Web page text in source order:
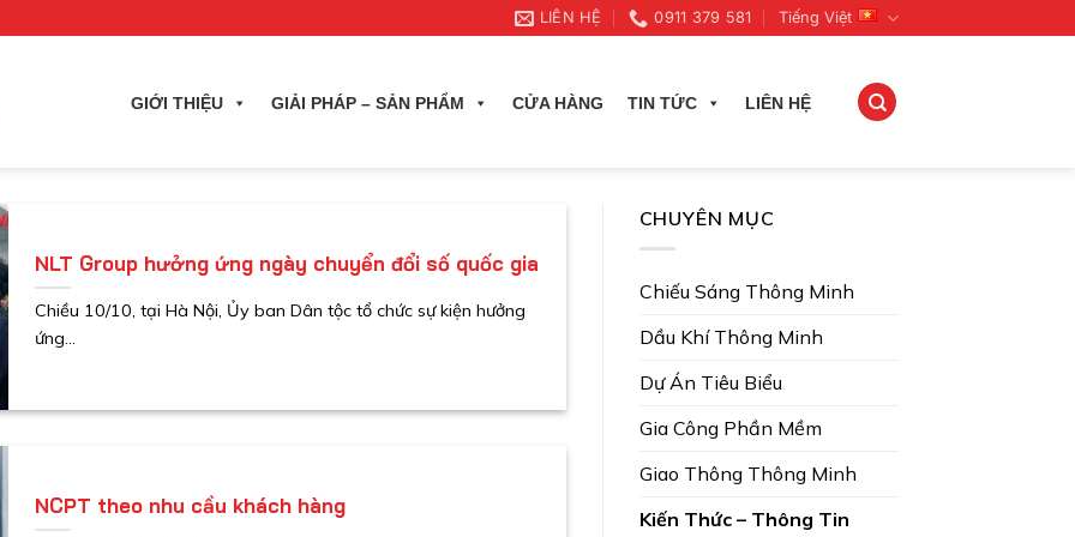
LIÊN HỆ 0911 379 581 Tiếng Việt
GIỚI THIỆU GIẢI PHÁP – SẢN PHẨM CỬA HÀNG TIN TỨC LIÊN HỆ
NLT Group hưởng ứng ngày chuyển đổi số quốc gia
Chiều 10/10, tại Hà Nội, Ủy ban Dân tộc tổ chức sự kiện hưởng
ứng...
NCPT theo nhu cầu khách hàng
CHUYÊN MỤC
Chiếu Sáng Thông Minh
Dầu Khí Thông Minh
Dự Án Tiêu Biểu
Gia Công Phần Mềm
Giao Thông Thông Minh
Kiến Thức – Thông Tin